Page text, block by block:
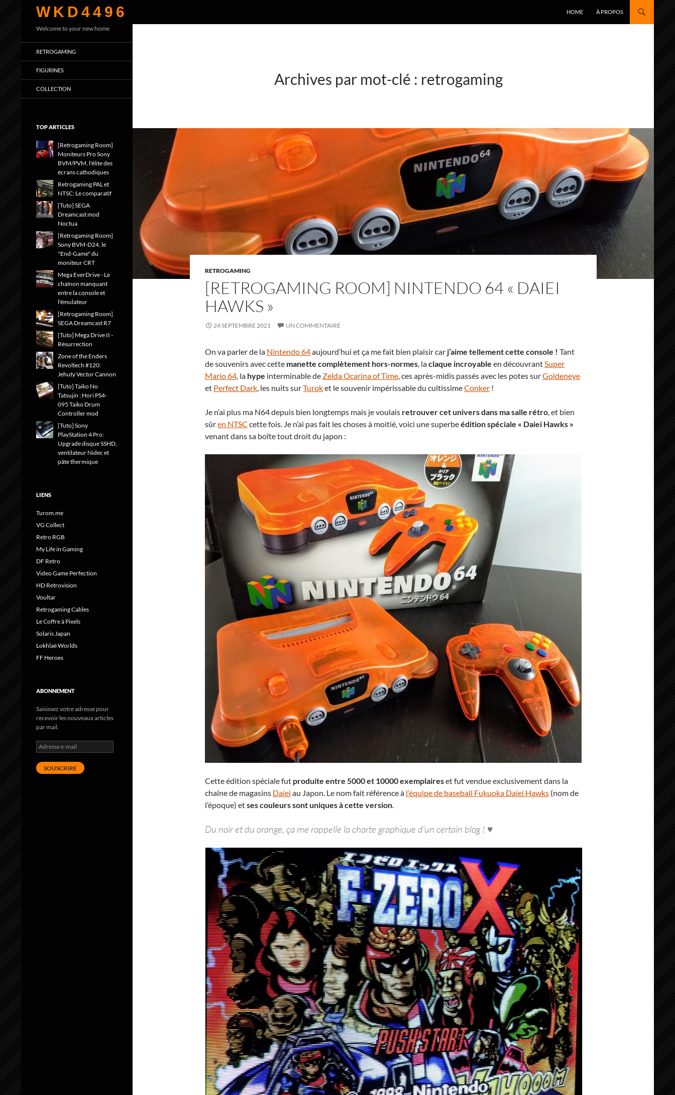
WKD4496
Recherche
HOME
À PROPOS
Archives par mot-clé : retrogaming
RETROGAMING
[RETROGAMING ROOM] NINTENDO 64 « DAIEI
HAWKS »
24 SEPTEMBRE 2021 UN COMMENTAIRE
On va parler de la Nintendo 64aujourd’hui et ça me fait bien plaisir car j’aime tellement cette console ! Tant
de souvenirs avec cette manette complètement hors-normes, laclaque incroyable en découvrantSuper
Mario 64, la hype interminable de Zelda Ocarina of Time, ces après-midis passés avec les potes surGoldeneye
et Perfect Dark, les nuits surTuroket le souvenir impérissable du cultissimeConker !
Je n’ai plus ma N64 depuis bien longtemps mais je voulais retrouver cet univers dans ma salle rétro, et bien
sûren NTSC cette fois. Je n’ai pas fait les choses à moitié, voici une superbeédition spéciale « Daiei Hawks »
venant dans sa boîte tout droit du japon :
Cette édition spéciale fut produite entre 5000 et 10000 exemplaireset fut vendue exclusivement dans la
chaîne de magasins Daiei au Japon. Le nom fait référence à l’équipe de baseball Fukuoka Daiei Hawks (nom de
l’époque) etses couleurs sont uniques à cette version.
Du noir et du orange, ça me rappelle la charte graphique d’un certain blog ! ♥
Welcome to your new home
RETROGAMING
FIGURINES
COLLECTION
TOP ARTICLES
[Retrogaming Room]
Moniteurs Pro Sony
BVM/PVM, l'élite des
écrans cathodiques
Retrogaming PAL et
NTSC: Le comparatif
[Tuto] SEGA
Dreamcast mod
Noctua
[Retrogaming Room]
Sony BVM-D24, le
"End-Game" du
moniteur CRT
Mega EverDrive - Le
chaînon manquant
entre la console et
l'émulateur
[Retrogaming Room]
SEGA Dreamcast R7
[Tuto] Mega Drive II -
Résurrection
Zone of the Enders
Revoltech #120:
Jehuty Vector Cannon
[Tuto] Taiko No
Tatsujin : Hori PS4-
095 Taiko Drum
Controller mod
[Tuto] Sony
PlayStation 4 Pro:
Upgrade disque SSHD,
ventilateur Nidec et
pâte thermique
LIENS
Turom.me
VG Collect
Retro RGB
My Life in Gaming
DF Retro
Video Game Perfection
HD Retrovision
Voultar
Retrogaming Cables
Le Coffre à Pixels
Solaris Japan
Lokhlaë Worlds
FF Heroes
ABONNEMENT
Saisissez votre adresse pour
recevoir les nouveaux articles
par mail.
Adresse
e-
mail
SOUSCRIRE